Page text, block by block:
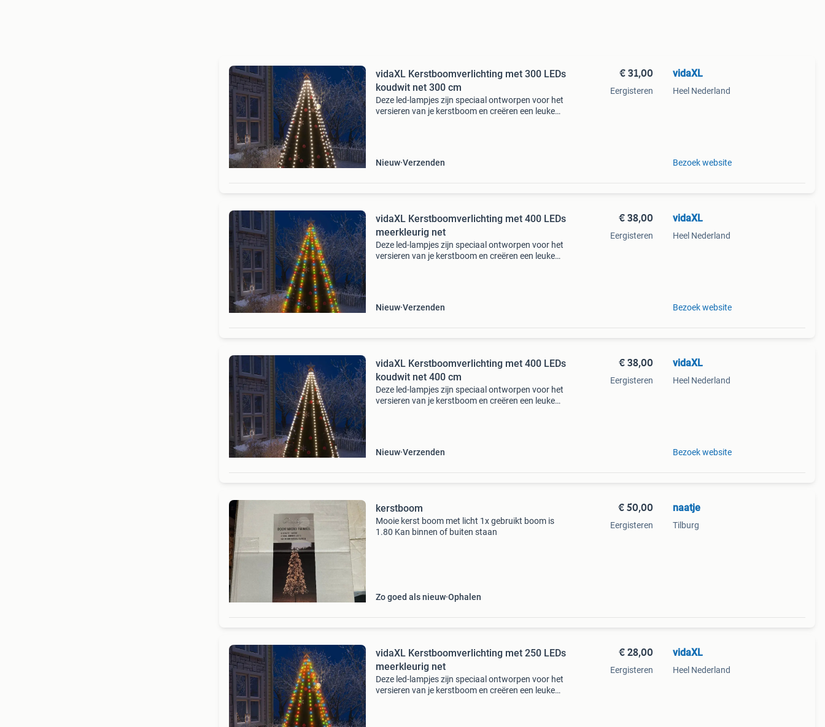
vidaXL Kerstboomverlichting met 300 LEDs
koudwit net 300 cm
Deze led-lampjes zijn speciaal ontworpen voor het
versieren van je kerstboom en creëren een leuke
Nieuw Verzenden
€ 31,00
Eergisteren
vidaXL
Heel Nederland
Bezoek website
vidaXL Kerstboomverlichting met 400 LEDs
meerkleurig net
Deze led-lampjes zijn speciaal ontworpen voor het
versieren van je kerstboom en creëren een leuke
Nieuw Verzenden
€ 38,00
Eergisteren
vidaXL
Heel Nederland
Bezoek website
vidaXL Kerstboomverlichting met 400 LEDs
koudwit net 400 cm
Deze led-lampjes zijn speciaal ontworpen voor het
versieren van je kerstboom en creëren een leuke
Nieuw Verzenden
€ 38,00
Eergisteren
vidaXL
Heel Nederland
Bezoek website
kerstboom
Mooie kerst boom met licht 1x gebruikt boom is
1.80 Kan binnen of buiten staan
Zo goed als nieuw Ophalen
€ 50,00
Eergisteren
naatje
Tilburg
vidaXL Kerstboomverlichting met 250 LEDs
meerkleurig net
Deze led-lampjes zijn speciaal ontworpen voor het
versieren van je kerstboom en creëren een leuke
€ 28,00
Eergisteren
vidaXL
Heel Nederland